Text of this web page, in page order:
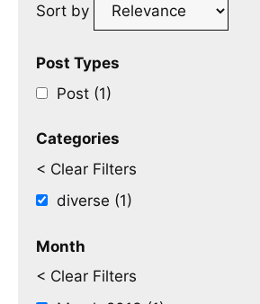
Sort by
Post Types
Post (1)
Categories
< Clear Filters
diverse (1)
Month
< Clear Filters